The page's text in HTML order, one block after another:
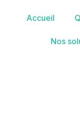
Accueil
Nos